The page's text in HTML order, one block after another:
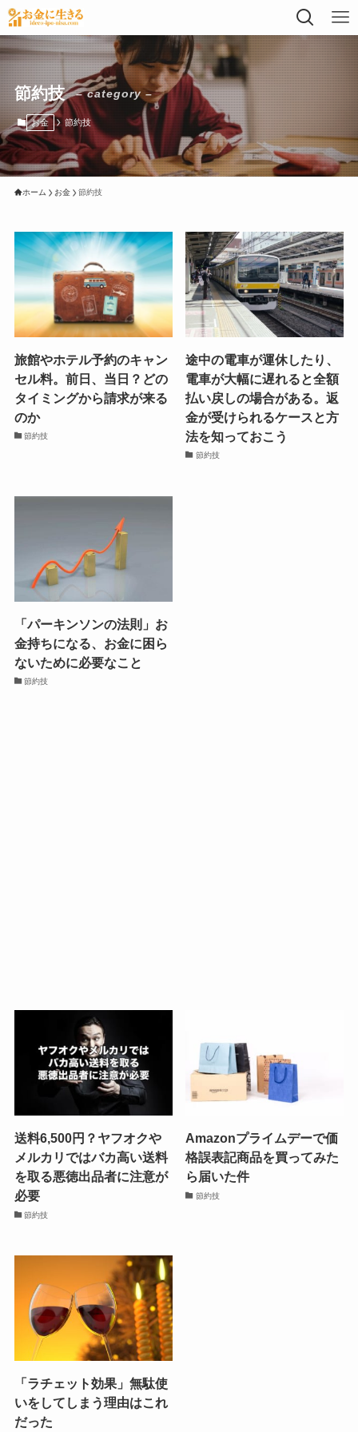
節約技 – category –
お金 節約技
ホーム お金 節約技
旅館やホテル予約のキャン
セル料。前日、当日？どの
タイミングから請求が来る
のか
節約技
途中の電車が運休したり、
電車が大幅に遅れると全額
払い戻しの場合がある。返
金が受けられるケースと方
法を知っておこう
節約技
「パーキンソンの法則」お
金持ちになる、お金に困ら
ないために必要なこと
節約技
送料6,500円？ヤフオクや
メルカリではバカ高い送料
を取る悪徳出品者に注意が
必要
節約技
Amazonプライムデーで価
格誤表記商品を買ってみた
ら届いた件
節約技
「ラチェット効果」無駄使
いをしてしまう理由はこれ
だった